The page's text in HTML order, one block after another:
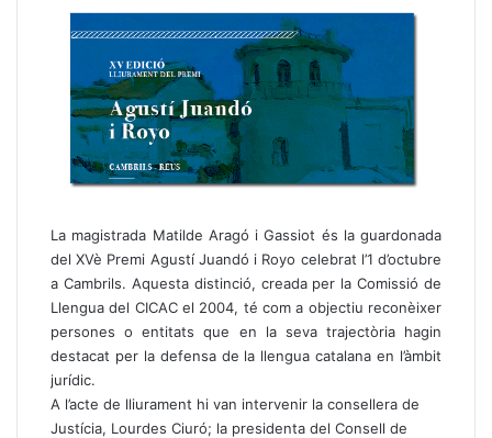
La magistrada Matilde Aragó i Gassiot és la guardonada
del XVè Premi Agustí Juandó i Royo celebrat l’1 d’octubre
a Cambrils. Aquesta distinció, creada per la Comissió de
Llengua del CICAC el 2004, té com a objectiu reconèixer
persones o entitats que en la seva trajectòria hagin
destacat per la defensa de la llengua catalana en l’àmbit
jurídic.
A l’acte de lliurament hi van intervenir la consellera de
Justícia, Lourdes Ciuró; la presidenta del Consell de